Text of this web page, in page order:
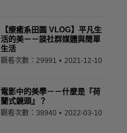
【療癒系田園 VLOG】平凡生
活的美－－談社群媒體與簡單
生活
觀看次數：29991 2021-12-10
電影中的美學－－什麼是『荷
蘭式鏡頭』？
觀看次數：38940 2022-03-10